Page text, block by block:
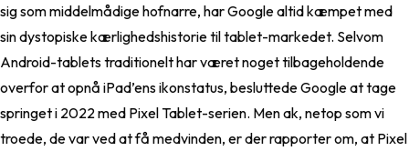
sig som middelmådige hofnarre, har Google altid kæmpet med
sin dystopiske kærlighedshistorie til tablet-markedet. Selvom
Android-tablets traditionelt har været noget tilbageholdende
overfor at opnå iPad’ens ikonstatus, besluttede Google at tage
springet i 2022 med Pixel Tablet-serien. Men ak, netop som vi
troede, de var ved at få medvinden, er der rapporter om, at Pixel